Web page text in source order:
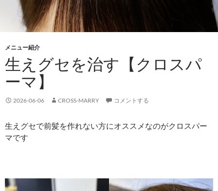
メニュー紹介
生えグセを治す【クロスパ
ーマ】
2026-06-06 CROSS-MARRY コメントする
生えグセで前髪を作れない方にオススメなのがクロスパー
マです